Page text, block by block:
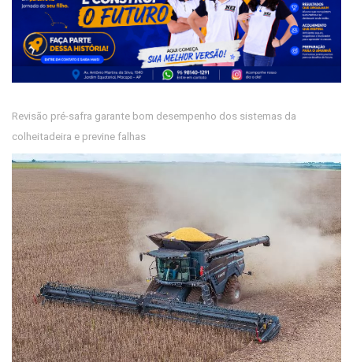
Revisão pré-safra garante bom desempenho dos sistemas da
colheitadeira e previne falhas